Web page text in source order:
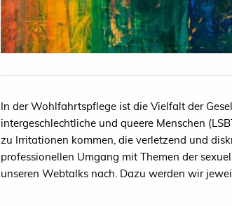
In der Wohlfahrtspflege ist die Vielfalt der
intergeschlechtliche und queere Menschen
zu Irritationen kommen, die verletzend und
professionellen Umgang mit Themen der
unseren Webtalks nach. Dazu werden wir